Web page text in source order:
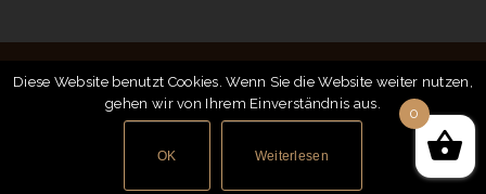
© 2018Bison Ranch| Alle Preise inkl. MwSt. |
Impressum|Datenschutz|AGB|Zahlung &
0
Diese Website benutzt Cookies. Wenn Sie die Website weiter nutzen,
gehen wir von Ihrem Einverständnis aus.
OK Weiterlesen